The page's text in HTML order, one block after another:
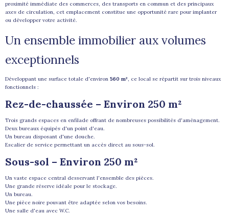
proximité immédiate des commerces, des transports en commun et des principaux
axes de circulation, cet emplacement constitue une opportunité rare pour implanter
ou développer votre activité.
Un ensemble immobilier aux volumes
exceptionnels
Développant une surface totale d'environ 560 m², ce local se répartit sur trois niveaux
fonctionnels :
Rez-de-chaussée – Environ 250 m²
Trois grands espaces en enfilade offrant de nombreuses possibilités d'aménagement.
Deux bureaux équipés d'un point d'eau.
Un bureau disposant d'une douche.
Escalier de service permettant un accès direct au sous-sol.
Sous-sol – Environ 250 m²
Un vaste espace central desservant l'ensemble des pièces.
Une grande réserve idéale pour le stockage.
Un bureau.
Une pièce noire pouvant être adaptée selon vos besoins.
Une salle d'eau avec W.C.